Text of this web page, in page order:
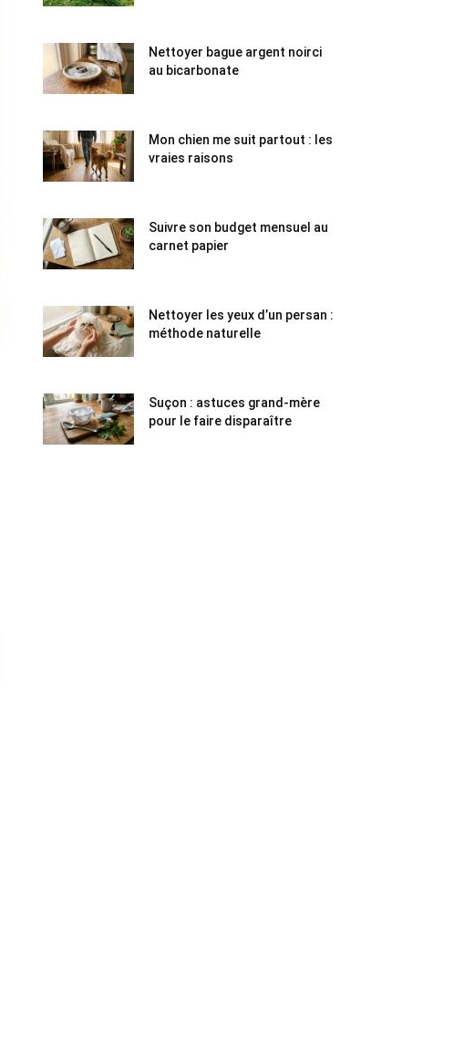
Nettoyer bague argent noirci
au bicarbonate
Mon chien me suit partout : les
vraies raisons
Suivre son budget mensuel au
carnet papier
Nettoyer les yeux d’un persan :
méthode naturelle
Suçon : astuces grand-mère
pour le faire disparaître